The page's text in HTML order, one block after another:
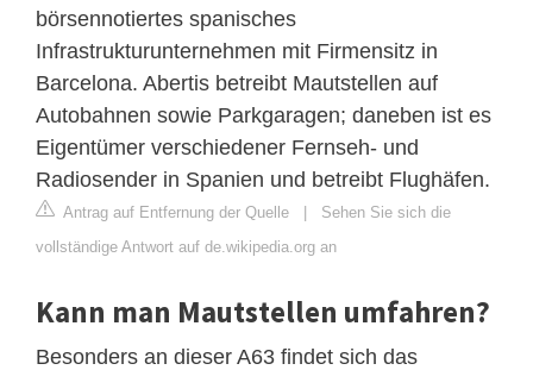
börsennotiertes spanisches
Infrastrukturunternehmen mit Firmensitz in
Barcelona. Abertis betreibt Mautstellen auf
Autobahnen sowie Parkgaragen; daneben ist es
Eigentümer verschiedener Fernseh- und
Radiosender in Spanien und betreibt Flughäfen.
Antrag auf Entfernung der Quelle | Sehen Sie sich die
vollständige Antwort auf de.wikipedia.org an
Kann man Mautstellen umfahren?
Besonders an dieser A63 findet sich das